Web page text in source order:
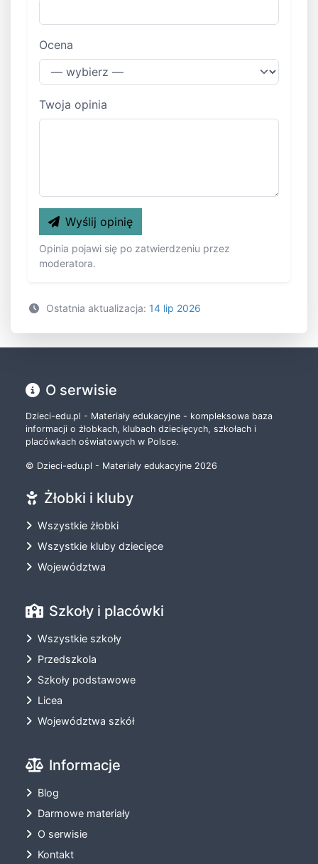
Ocena
Twoja opinia
Wyślij opinię
Opinia pojawi się po zatwierdzeniu przez
moderatora.
Ostatnia aktualizacja: 14 lip 2026
O serwisie
Dzieci-edu.pl - Materiały edukacyjne - kompleksowa baza
informacji o żłobkach, klubach dziecięcych, szkołach i
placówkach oświatowych w Polsce.
© Dzieci-edu.pl - Materiały edukacyjne 2026
Żłobki i kluby
Wszystkie żłobki
Wszystkie kluby dziecięce
Województwa
Szkoły i placówki
Wszystkie szkoły
Przedszkola
Szkoły podstawowe
Licea
Województwa szkół
Informacje
Blog
Darmowe materiały
O serwisie
Kontakt